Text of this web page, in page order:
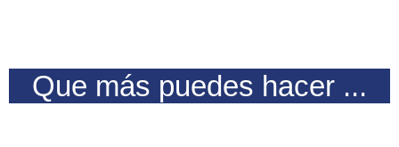
Que más puedes hacer ...